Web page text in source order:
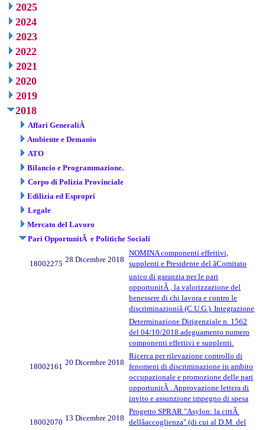
2025
2024
2023
2022
2021
2020
2019
2018
Affari GeneraliÂ
Ambiente e Demanio
ATO
Bilancio e Programmazione.
Corpo di Polizia Provinciale
Edilizia ed Espropri
Legale
Mercato del Lavoro
Pari OpportunitÃ e Politiche Sociali
18002275 28 Dicembre 2018
NOMINA componenti effettivi,
supplenti e Presidente del âComitato
unico di garanzia per le pari
opportunitÃ , la valorizzazione del
benessere di chi lavora e contro le
discriminazioniâ (C.U.G.). Integrazione
Determinazione Dirigenziale n. 1562
del 04/10/2018 adeguamento numero
componenti effettivi e supplenti.
18002161 20 Dicembre 2018
Ricerca per rilevazione controllo di
fenomeni di discriminazione in ambito
occupazionale e promozione delle pari
opportunitÃ . Approvazione lettera di
invito e assunzione impegno di spesa
18002070 13 Dicembre 2018
Progetto SPRAR "Asylon: la cittÃ
dellâaccoglienza" (di cui al D.M. del